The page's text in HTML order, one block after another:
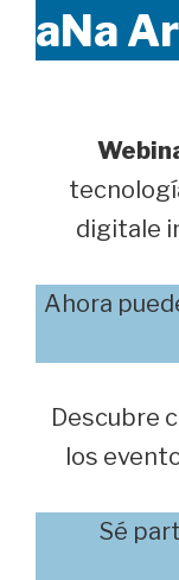
aNa
digitale
Ahora
Descubre
los
Sé